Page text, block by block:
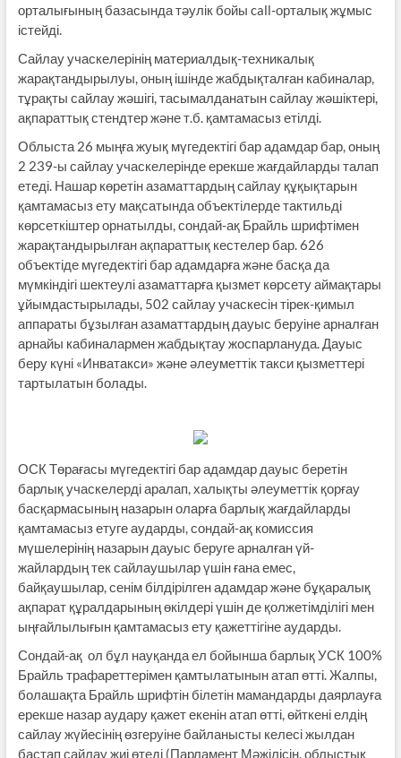
орталығының базасында тәулік бойы call-орталық жұмыс
істейді.
Сайлау учаскелерінің материалдық-техникалық
жарақтандырылуы, оның ішінде жабдықталған кабиналар,
тұрақты сайлау жәшігі, тасымалданатын сайлау жәшіктері,
ақпараттық стендтер және т.б. қамтамасыз етілді.
Облыста 26 мыңға жуық мүгедектігі бар адамдар бар, оның
2 239-ы сайлау учаскелерінде ерекше жағдайларды талап
етеді. Нашар көретін азаматтардың сайлау құқықтарын
қамтамасыз ету мақсатында объектілерде тактильді
көрсеткіштер орнатылды, сондай-ақ Брайль шрифтімен
жарақтандырылған ақпараттық кестелер бар. 626
объектіде мүгедектігі бар адамдарға және басқа да
мүмкіндігі шектеулі азаматтарға қызмет көрсету аймақтары
ұйымдастырылады, 502 сайлау учаскесін тірек-қимыл
аппараты бұзылған азаматтардың дауыс беруіне арналған
арнайы кабиналармен жабдықтау жоспарлануда. Дауыс
беру күні «Инватакси» және әлеуметтік такси қызметтері
тартылатын болады.
ОСК Төрағасы мүгедектігі бар адамдар дауыс беретін
барлық учаскелерді аралап, халықты әлеуметтік қорғау
басқармасының назарын оларға барлық жағдайларды
қамтамасыз етуге аударды, сондай-ақ комиссия
мүшелерінің назарын дауыс беруге арналған үй-
жайлардың тек сайлаушылар үшін ғана емес,
байқаушылар, сенім білдірілген адамдар және бұқаралық
ақпарат құралдарының өкілдері үшін де қолжетімділігі мен
ыңғайлылығын қамтамасыз ету қажеттігіне аударды.
Сондай-ақ ол бұл науқанда ел бойынша барлық УСК 100%
Брайль трафареттерімен қамтылатынын атап өтті. Жалпы,
болашақта Брайль шрифтін білетін мамандарды даярлауға
ерекше назар аудару қажет екенін атап өтті, өйткені елдің
сайлау жүйесінің өзгеруіне байланысты келесі жылдан
бастап сайлау жиі өтеді (Парламент Мәжілісін, облыстық